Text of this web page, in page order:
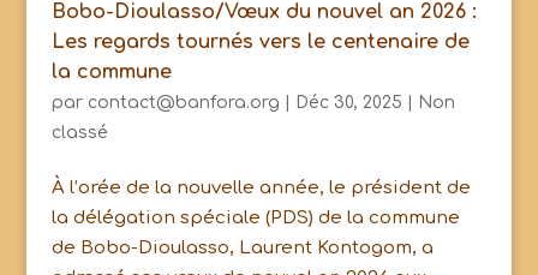
Bobo-Dioulasso/Vœux du nouvel an 2026 :
Les regards tournés vers le centenaire de
la commune
par contact@banfora.org Déc 30, 2025
Non
classé
À l’orée de la nouvelle année, le président de
la délégation spéciale (PDS) de la commune
de Bobo-Dioulasso, Laurent Kontogom, a